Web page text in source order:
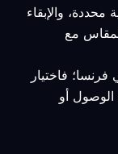
محددة، والإبقاء
مع
فاختيار
الوصول أو